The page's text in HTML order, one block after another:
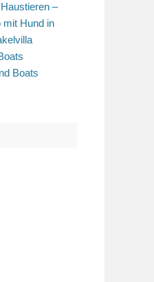
–
mit Hund in
Boats